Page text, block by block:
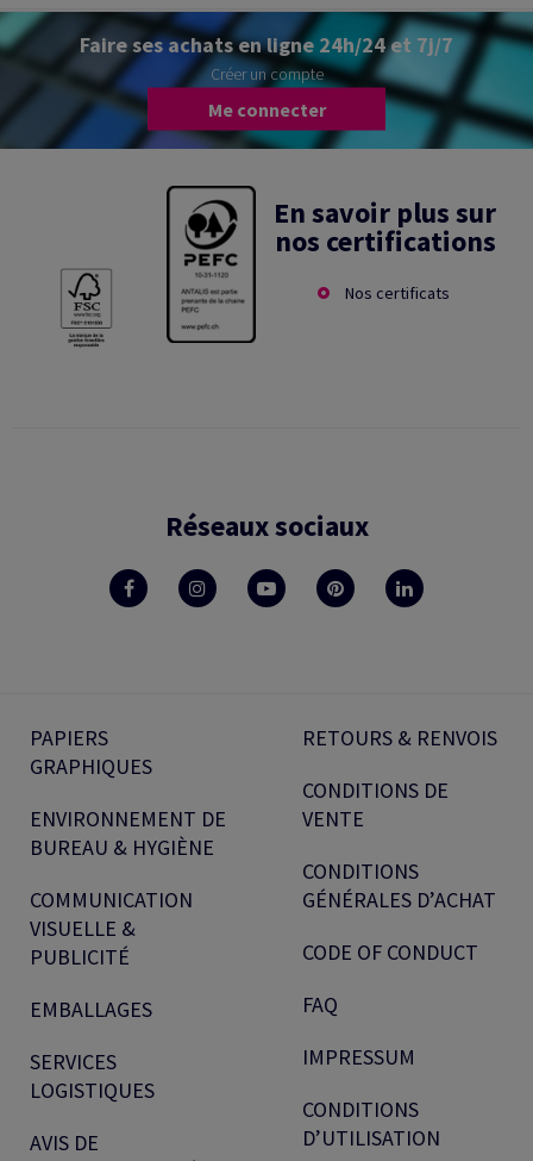
Faire ses achats en ligne 24h/24 et 7j/7
Créer un compte
Me connecter
En savoir plus sur
nos certifications
Nos certificats
Réseaux sociaux
PAPIERS
GRAPHIQUES
ENVIRONNEMENT DE
BUREAU & HYGIÈNE
COMMUNICATION
VISUELLE &
PUBLICITÉ
EMBALLAGES
SERVICES
LOGISTIQUES
AVIS DE
RETOURS & RENVOIS
CONDITIONS DE
VENTE
CONDITIONS
GÉNÉRALES D’ACHAT
CODE OF CONDUCT
FAQ
IMPRESSUM
CONDITIONS
D’UTILISATION